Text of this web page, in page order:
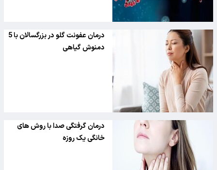
درمان عفونت گلو در بزرگسالان با 5
دمنوش گیاهی
درمان گرفتگی صدا با روش های
خانگی یک روزه